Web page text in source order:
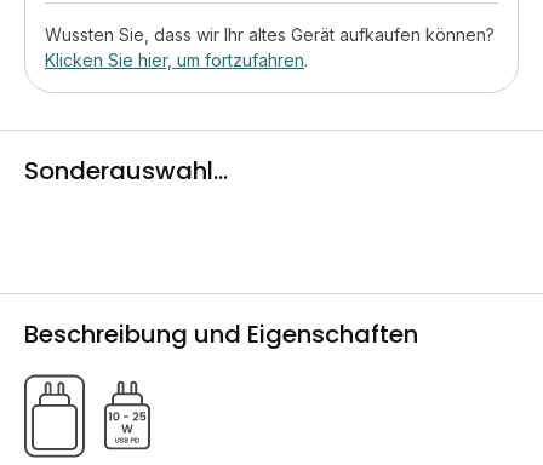
Wussten Sie, dass wir Ihr altes Gerät aufkaufen können?
Klicken Sie hier, um fortzufahren.
Sonderauswahl...
Beschreibung und Eigenschaften